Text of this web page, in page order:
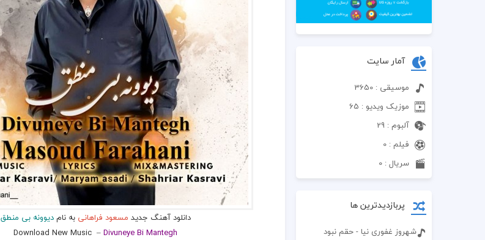
آمار سایت
موسیقی : 3650
موزیک ویدیو : 65
آلبوم : 29
فیلم : 0
سریال : 0
پربازدیدترین ها
شهروز غفوری نیا - حقم نبود
دانلود آهنگ جدید مسعود فراهانی به نامدیوونه‌ بی منطق
Download New Music –Divuneye Bi Mantegh